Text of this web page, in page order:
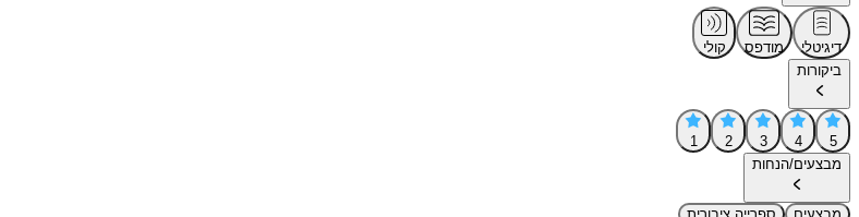
דיגיטלי מודפס
קולי
ביקורות
5
4
3
2
1
מבצעים/הנחות